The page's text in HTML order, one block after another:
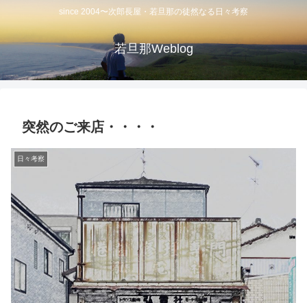
since 2004〜次郎長屋・若旦那の徒然なる日々考察
若旦那Weblog
突然のご来店・・・・
日々考察